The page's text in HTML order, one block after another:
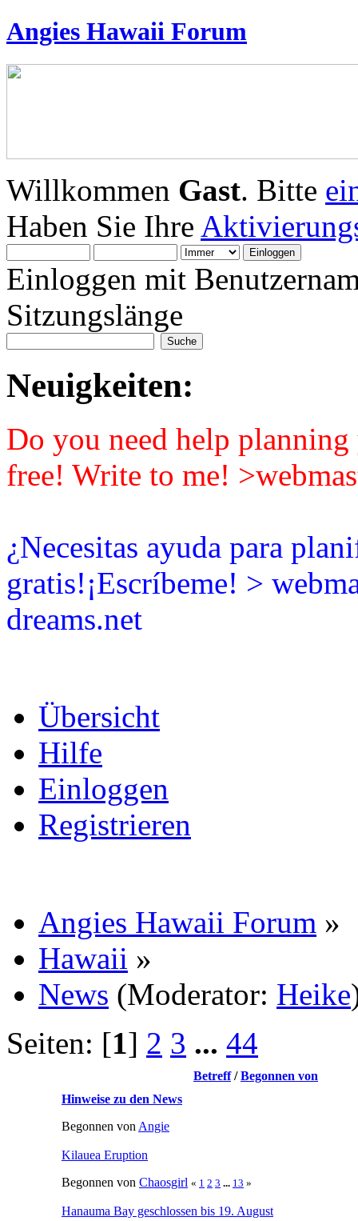
Angies Hawaii Forum
Willkommen Gast. Bitte
Haben Sie Ihre
Einloggen mit
Sitzungslänge
Neuigkeiten:
Do you need help
free! Write to me!
¿Necesitas ayuda para
gratis!¡Escríbeme! >
dreams.net
Übersicht
Hilfe
Einloggen
Registrieren
Angies Hawaii Forum »
Hawaii »
News (Moderator: Heike
Seiten: [1] 2 3 ... 44
Betreff/Begonnen von
Hinweise zu den News
Begonnen von Angie
Kilauea Eruption
Begonnen von Chaosgirl « 1 2 3 ... 13 »
Hanauma Bay geschlossen bis 19. August